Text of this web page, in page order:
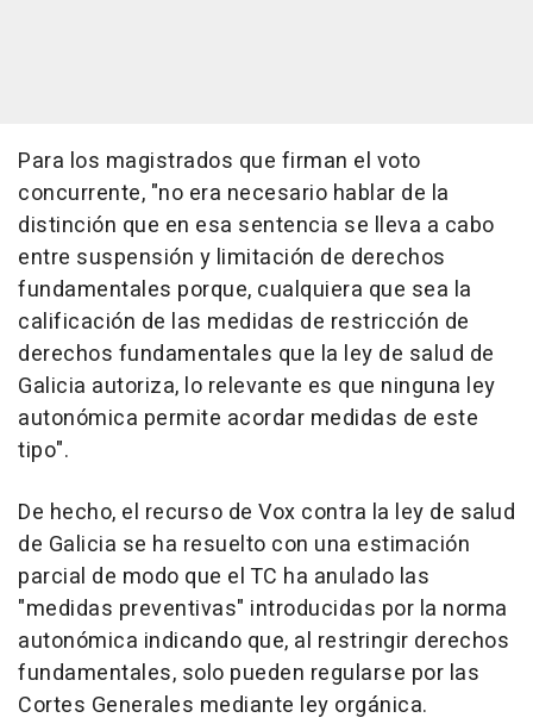
Para los magistrados que firman el voto
concurrente, "no era necesario hablar de la
distinción que en esa sentencia se lleva a cabo
entre suspensión y limitación de derechos
fundamentales porque, cualquiera que sea la
calificación de las medidas de restricción de
derechos fundamentales que la ley de salud de
Galicia autoriza, lo relevante es que ninguna ley
autonómica permite acordar medidas de este
tipo".
De hecho, el recurso de Vox contra la ley de salud
de Galicia se ha resuelto con una estimación
parcial de modo que el TC ha anulado las
"medidas preventivas" introducidas por la norma
autonómica indicando que, al restringir derechos
fundamentales, solo pueden regularse por las
Cortes Generales mediante ley orgánica.